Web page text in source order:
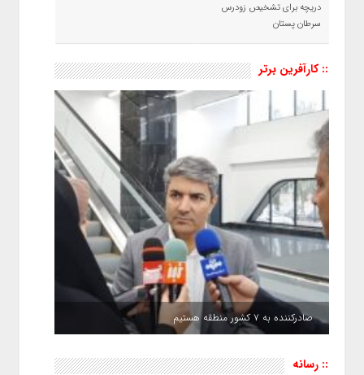
دریچه برای تشخیص زودرس
سرطان پستان
:: کارآفرین برتر
صادرکننده به ۷ کشور منطقه هستیم
:: رسانه